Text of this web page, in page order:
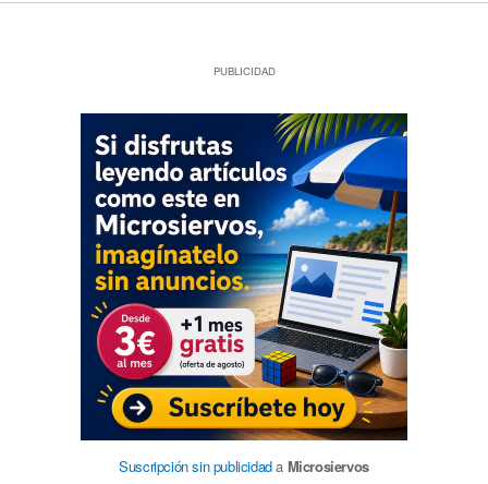
PUBLICIDAD
Suscripción sin publicidada Microsiervos